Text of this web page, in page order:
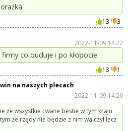
13
3
2022-11-09 14:22
co buduje i po kłopocie.
13
1
na naszych plecach
2022-11-09 14:20
że wszystkie cwane bestie w tym kraju
że rządy nie będzie z nim walczył lecz